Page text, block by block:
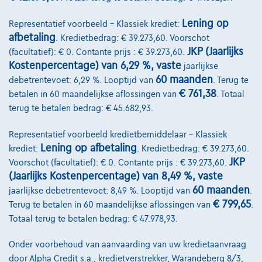
Fiat 500
7.005 km Elektrisch Automaat 115 kW ( 136 PK )
€19.465 1 ✓BTW aftrekbaar
Vanaf€293,91/maandmet een laatste
maandaflossing van
€6.133,41
Ontdek het volledige cijfervoorbeeld
Representatief voorbeeld – Klassiek krediet: Lening op
afbetaling . Kredietbedrag: € 39.273,60. Voorschot
(facultatief): € 0. Contante prijs : € 39.273,60. JKP (Jaarlijks
Kostenpercentage) van 6,29 %, vaste jaarlijkse
debetrentevoet: 6,29 %. Looptijd van 60 maanden . Terug te
betalen in 60 maandelijkse aflossingen van € 761,38 . Totaal
terug te betalen bedrag: € 45.682,93.
Representatief voorbeeld kredietbemiddelaar – Klassiek
krediet: Lening op afbetaling . Kredietbedrag: € 39.273,60.
Voorschot (facultatief): € 0. Contante prijs : € 39.273,60. JKP
(Jaarlijks Kostenpercentage) van 8,49 %, vaste
jaarlijkse debetrentevoet: 8,49 %. Looptijd van 60 maanden
Terug te betalen in 60 maandelijkse aflossingen van € 799,65.
Totaal terug te betalen bedrag: € 47.978,93.
Onder voorbehoud van aanvaarding van uw kredietaanvraag
door Alpha Credit s.a., kredietverstrekker, Warandeberg 8/3,